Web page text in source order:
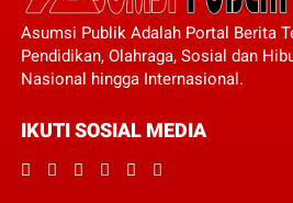
Asumsi Publik Adalah Portal Berita
Pendidikan, Olahraga, Sosial dan
Nasional hingga Internasional.
IKUTI SOSIAL MEDIA